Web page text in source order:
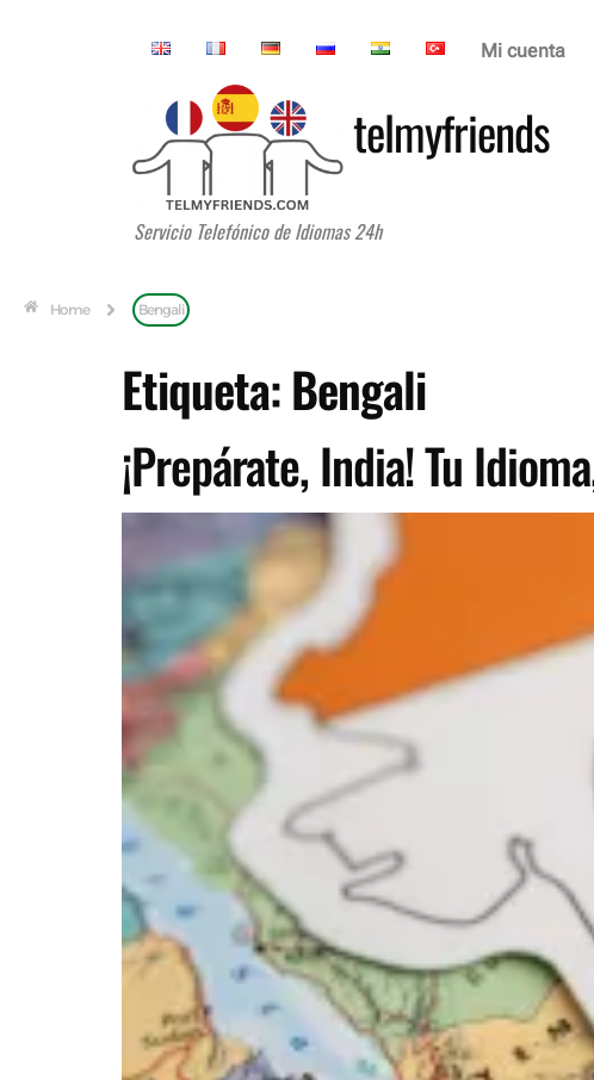
Mi cuenta
telmyfriends
Servicio Telefónico de Idiomas 24h
Home Bengali
Etiqueta:Bengali
¡Prepárate, India! Tu